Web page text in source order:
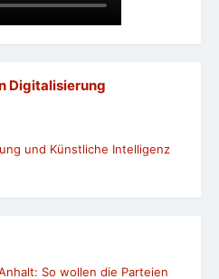
Digitalisierung
und Künstliche Intelligenz
So wollen die Parteien